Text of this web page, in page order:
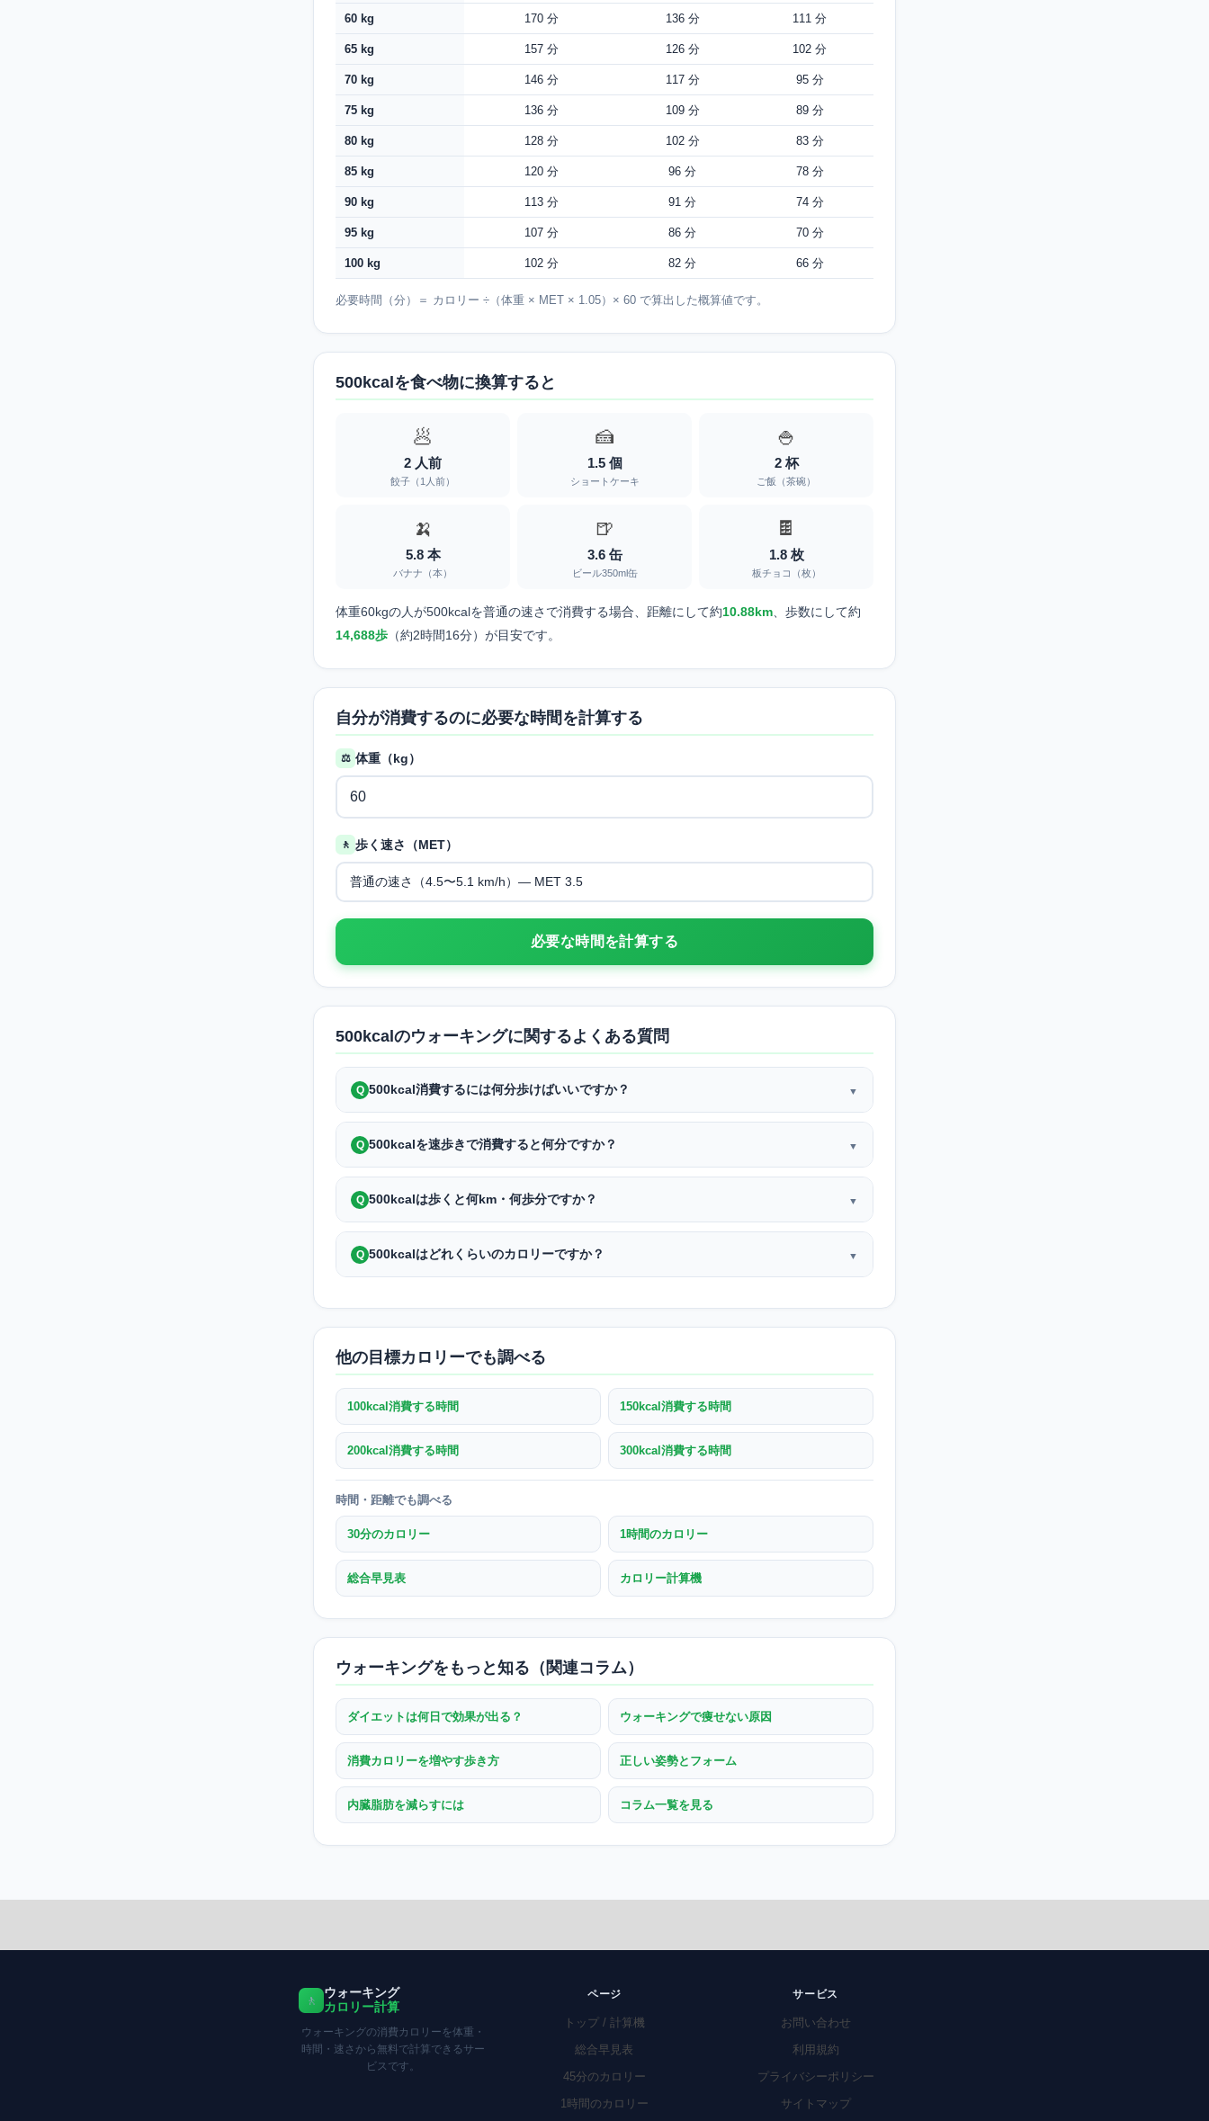
60 kg 170 分 136 分 111 分
65 kg 157 分 126 分 102 分
70 kg 146 分 117 分 95 分
75 kg 136 分 109 分 89 分
80 kg 128 分 102 分 83 分
85 kg 120 分 96 分 78 分
90 kg 113 分 91 分 74 分
95 kg 107 分 86 分 70 分
100 kg 102 分 82 分 66 分
必要時間（分）＝ カロリー ÷（体重 × MET × 1.05）× 60 で算出した概算値です。
500kcalを食べ物に換算すると
🥟
2 人前
餃子（1人前）
🍰
1.5 個
ショートケーキ
🍚
2 杯
ご飯（茶碗）
🍌
5.8 本
バナナ（本）
🍺
3.6 缶
ビール350ml缶
🍫
1.8 枚
板チョコ（枚）
体重60kgの人が500kcalを普通の速さで消費する場合、距離にして約10.88km 、歩数にして約
14,688歩 （約2時間16分）が目安です。
自分が消費するのに必要な時間を計算する
⚖️ 体重（kg）
🚶 歩く速さ（MET）
必要な時間を計算する
500kcalのウォーキングに関するよくある質問
Q 500kcal消費するには何分歩けばいいですか？ ▼
Q 500kcalを速歩きで消費すると何分ですか？ ▼
Q 500kcalは歩くと何km・何歩分ですか？ ▼
Q 500kcalはどれくらいのカロリーですか？ ▼
他の目標カロリーでも調べる
100kcal消費する時間 150kcal消費する時間
200kcal消費する時間 300kcal消費する時間
時間・距離でも調べる
30分のカロリー 1時間のカロリー
総合早見表 カロリー計算機
ウォーキングをもっと知る（関連コラム）
ダイエットは何日で効果が出る？ ウォーキングで痩せない原因
消費カロリーを増やす歩き方 正しい姿勢とフォーム
内臓脂肪を減らすには コラム一覧を見る
🚶
ウォーキング
カロリー計算
ウォーキングの消費カロリーを体重・
時間・速さから無料で計算できるサー
ビスです。
ページ
トップ / 計算機
総合早見表
45分のカロリー
1時間のカロリー
サービス
お問い合わせ
利用規約
プライバシーポリシー
サイトマップ